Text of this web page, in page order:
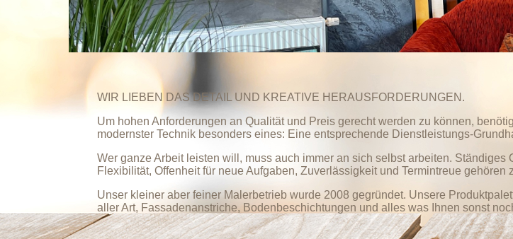
WIR LIEBEN DAS DETAIL UND KREATIVE HERAUSFORDERUNGEN.
Um hohen Anforderungen an Qualität und Preis gerecht werden zu können,
modernster Technik besonders eines: Eine entsprechende Dienstleistungs-
Wer ganze Arbeit leisten will, muss auch immer an sich selbst arbeiten.
Flexibilität, Offenheit für neue Aufgaben, Zuverlässigkeit und Termintreue gehören
Unser kleiner aber feiner Malerbetrieb wurde 2008 gegründet. Unsere
aller Art, Fassadenanstriche, Bodenbeschichtungen und alles was Ihnen sonst